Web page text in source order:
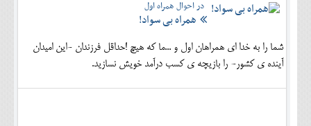
در احوال همراه اول
همراه بی سواد!
شما را به خدا ای همراهان اول و ...ما که هیچ !حداقل فرزندان -این امیدان
آینده ی کشور- را بازیچه ی کسب درآمد خویش نسازید.